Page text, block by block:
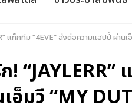
แท็กทีม “4EVE” ส่งต่อความแฮปปี้ ผ่าน
“JAYLERR”
อ็มวี “MY